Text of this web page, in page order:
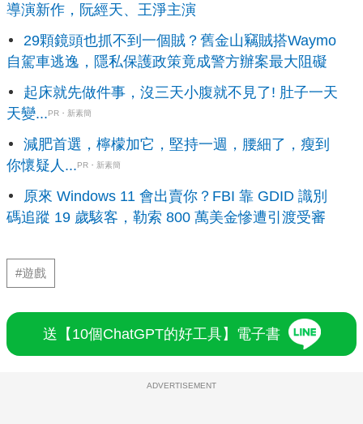
導演新作，阮經天、王淨主演
29顆鏡頭也抓不到一個賊？舊金山竊賊搭Waymo
自駕車逃逸，隱私保護政策竟成警方辦案最大阻礙
起床就先做件事，沒三天小腹就不見了! 肚子一天
天變...PR・新素簡
減肥首選，檸檬加它，堅持一週，腰細了，瘦到
你懷疑人...PR・新素簡
原來 Windows 11 會出賣你？FBI 靠 GDID 識別
碼追蹤 19 歲駭客，勒索 800 萬美金慘遭引渡受審
#遊戲
送【10個ChatGPT的好工具】電子書
ADVERTISEMENT